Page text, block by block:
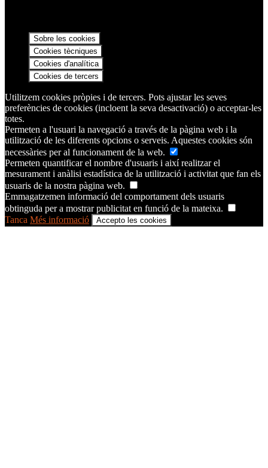
Sobre les cookies
Cookies tècniques
Cookies d'analítica
Cookies de tercers
Utilitzem cookies pròpies i de tercers. Pots ajustar les seves
preferències de cookies (incloent la seva desactivació) o acceptar-les
totes.
Permeten a l'usuari la navegació a través de la pàgina web i la
utilització de les diferents opcions o serveis. Aquestes cookies són
necessàries per al funcionament de la web.
Permeten quantificar el nombre d'usuaris i així realitzar el
mesurament i anàlisi estadística de la utilització i activitat que fan els
usuaris de la nostra pàgina web.
Emmagatzemen informació del comportament dels usuaris
obtinguda per a mostrar publicitat en funció de la mateixa.
Tanca Més informació Accepto les cookies